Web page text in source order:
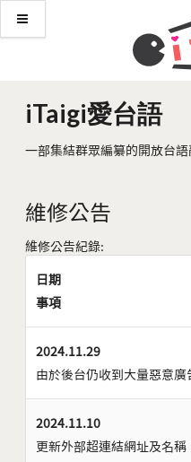
iTaigi愛台語
一部集結群眾編纂的開放台
維修公告
維修公告紀錄:
日期
事項
2024.11.29
由於後台仍收到大量惡意
2024.11.10
更新外部超連結網址及名稱